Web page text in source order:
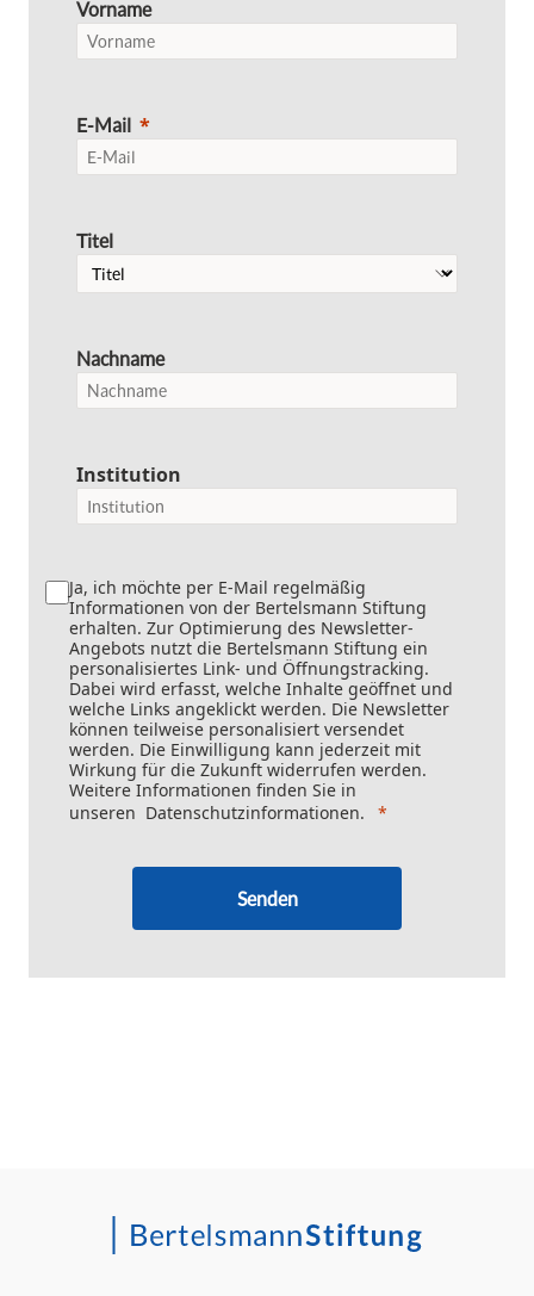
Vorname
E-Mail
Titel
Nachname
Institution
Ja, ich möchte per E-Mail regelmäßig
Informationen von der Bertelsmann Stiftung
erhalten. Zur Optimierung des Newsletter-
Angebots nutzt die Bertelsmann Stiftung ein
personalisiertes Link- und Öffnungstracking.
Dabei wird erfasst, welche Inhalte geöffnet und
welche Links angeklickt werden. Die Newsletter
können teilweise personalisiert versendet
werden. Die Einwilligung kann jederzeit mit
Wirkung für die Zukunft widerrufen werden.
Weitere Informationen finden Sie in
unseren Datenschutzinformationen.
Senden